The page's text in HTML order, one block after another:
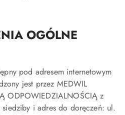
OGÓLNE
pod adresem internetowym
jest przez MEDWIL
ODPOWIEDZIALNOŚCIĄ z
i adres do doręczeń: ul.